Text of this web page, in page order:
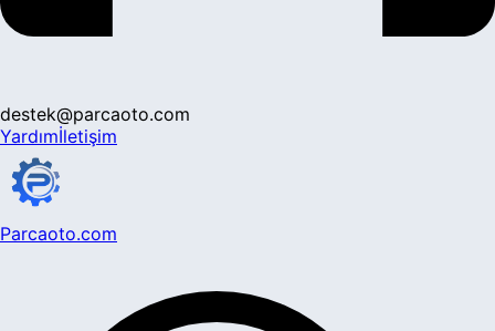
destek@parcaoto.com
Yardımİletişim
Parcaoto.com